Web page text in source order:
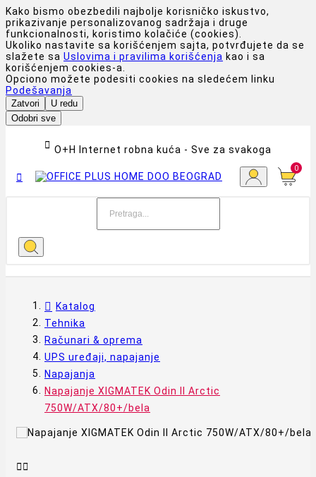
Kako bismo obezbedili najbolje korisničko iskustvo,
prikazivanje personalizovanog sadržaja i druge
funkcionalnosti, koristimo kolačiće (cookies).
Ukoliko nastavite sa korišćenjem sajta, potvrđujete da se
slažete sa Uslovima i pravilima korišćenja kao i sa
korišćenjem cookies-a.
Opciono možete podesiti cookies na sledećem linku
Podešavanja
Zatvori
U redu
Odobri sve
 O+H Internet robna kuća - Sve za svakoga

0
Katalog
Tehnika
Računari & oprema
UPS uređaji, napajanje
Napajanja
Napajanje XIGMATEK Odin II Arctic
750W/ATX/80+/bela
